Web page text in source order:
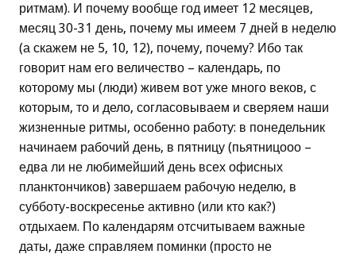
ритмам). И почему вообще год имеет 12 месяцев,
месяц 30-31 день, почему мы имеем 7 дней в неделю
(а скажем не 5, 10, 12), почему, почему? Ибо так
говорит нам его величество – календарь, по
которому мы (люди) живем вот уже много веков, с
которым, то и дело, согласовываем и сверяем наши
жизненные ритмы, особенно работу: в понедельник
начинаем рабочий день, в пятницу (пьятницооо –
едва ли не любимейший день всех офисных
планктончиков) завершаем рабочую неделю, в
субботу-воскресенье активно (или кто как?)
отдыхаем. По календарям отсчитываем важные
даты, даже справляем поминки (просто не